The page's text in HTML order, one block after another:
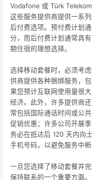
Vodafone 或 Türk
这些服务提供商提供一系
后付费选项。预付费计划
分，而后付费计划通常具
期住宿的理想选择。
选择移动套餐时，必须考
供商提供各种捆绑服务，
果您预计互联网使用量很
经济。此外，许多提供商
常包括国际通话时间或公
促销优惠；许多公司开展
务必在抵达后 120 天内向
手机号码，以避免服务中断
一旦您选择了移动套餐并
保持联系的一个重要方面